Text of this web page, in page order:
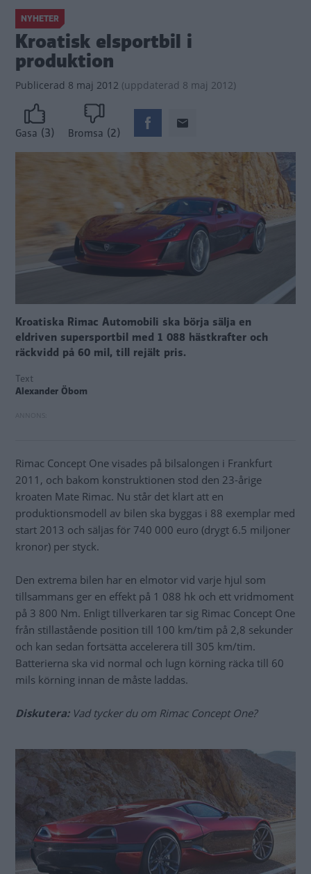
NYHETER
Kroatisk elsportbil i
produktion
Publicerad 8 maj 2012 (uppdaterad 8 maj 2012)
Gasa (3) Bromsa (2)
Kroatiska Rimac Automobili ska börja sälja en
eldriven supersportbil med 1 088 hästkrafter och
räckvidd på 60 mil, till rejält pris.
Text
Alexander Öbom
Rimac Concept One visades på bilsalongen i Frankfurt
2011, och bakom konstruktionen stod den 23-årige
kroaten Mate Rimac. Nu står det klart att en
produktionsmodell av bilen ska byggas i 88 exemplar med
start 2013 och säljas för 740 000 euro (drygt 6.5 miljoner
kronor) per styck.
Den extrema bilen har en elmotor vid varje hjul som
tillsammans ger en effekt på 1 088 hk och ett vridmoment
på 3 800 Nm. Enligt tillverkaren tar sig Rimac Concept One
från stillastående position till 100 km/tim på 2,8 sekunder
och kan sedan fortsätta accelerera till 305 km/tim.
Batterierna ska vid normal och lugn körning räcka till 60
mils körning innan de måste laddas.
Diskutera:Vad tycker du om Rimac Concept One?